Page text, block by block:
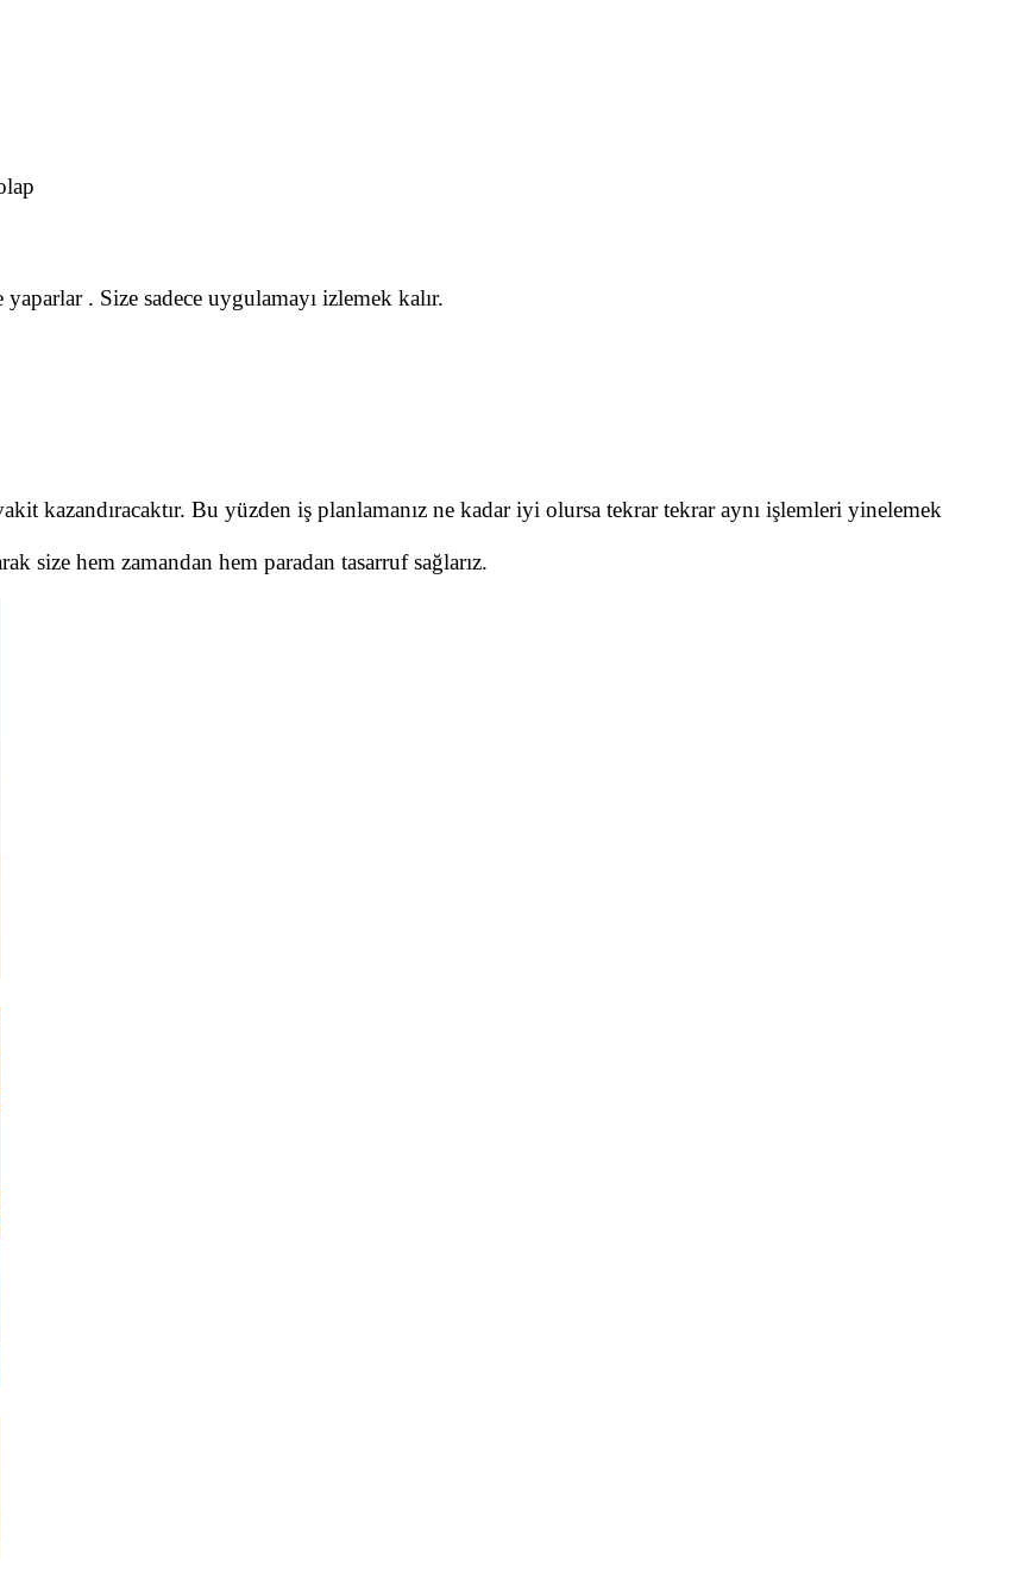
. Size sadece uygulamayı izlemek kalır.
kazandıracaktır. Bu yüzden iş planlamanız ne kadar iyi olursa tekrar tekrar aynı işlemleri yinelemek
size hem zamandan hem paradan tasarruf sağlarız.